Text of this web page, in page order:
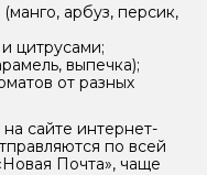
арбуз, персик,
цитрусами;
выпечка);
от разных
сайте интернет-
по всей
Почта», чаще